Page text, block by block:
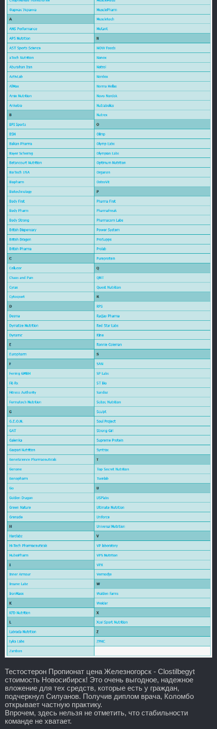
Тестостерон Пропионат цена Железногорск - Clostilbegyt
стоимость Новосибирск! Это очень выгодное, надежное
вложение для тех средств, которые есть у граждан,
подчеркнул Силуанов. Получив диплом врача, Коломбо
открывает частную практику.
Впрочем, здесь нельзя не отметить, что стабильности
команде не хватает.